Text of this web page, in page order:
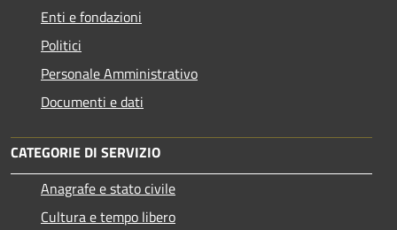
Enti e fondazioni
Politici
Personale Amministrativo
Documenti e dati
CATEGORIE DI SERVIZIO
Anagrafe e stato civile
Cultura e tempo libero